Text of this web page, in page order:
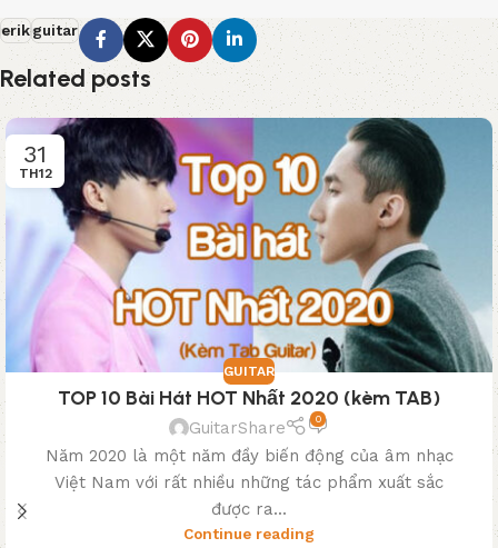
erikguitar
Related posts
31
TH12
GUITAR
TOP 10 Bài Hát HOT Nhất 2020 (kèm TAB)
GuitarShare 0
Năm 2020 là một năm đầy biến động của âm nhạc
Việt Nam với rất nhiều những tác phẩm xuất sắc
được ra...
Continue reading